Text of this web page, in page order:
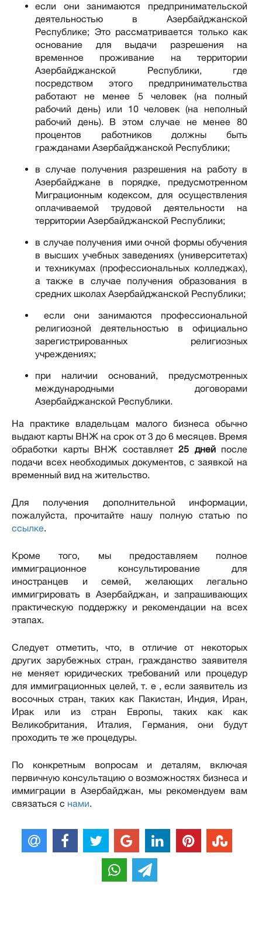
если они занимаются предпринимательской
деятельностью в Азербайджанской
Республике; Это рассматривается только как
основание для выдачи разрешения на
временное проживание на территории
Азербайджанской Республики, где
посредством этого предпринимательства
работают не менее 5 человек (на полный
рабочий день) или 10 человек (на неполный
рабочий день). В этом случае не менее 80
процентов работников должны быть
гражданами Азербайджанской Республики;
в случае получения разрешения на работу в
Азербайджане в порядке, предусмотренном
Миграционным кодексом, для осуществления
оплачиваемой трудовой деятельности на
территории Азербайджанской Республики;
в случае получения ими очной формы обучения
в высших учебных заведениях (университетах)
и техникумах (профессиональных колледжах),
а также в случае получения образования в
средних школах Азербайджанской Республики;
если они занимаются профессиональной
религиозной деятельностью в официально
зарегистрированных религиозных
учреждениях;
при наличии оснований, предусмотренных
международными договорами
Азербайджанской Республики.
На практике владельцам малого бизнеса обычно
выдают карты ВНЖ на срок от 3 до 6 месяцев. Время
обработки карты ВНЖ составляет 25 дней после
подачи всех необходимых документов, с заявкой на
временный вид на жительство.
Для получения дополнительной информации,
пожалуйста, прочитайте нашу полную статью по
ссылке.
Кроме того, мы предоставляем полное
иммиграционное консультирование для
иностранцев и семей, желающих легально
иммигрировать в Азербайджан, и запрашивающих
практическую поддержку и рекомендации на всех
этапах.
Следует отметить, что, в отличие от некоторых
других зарубежных стран, гражданство заявителя
не меняет юридических требований или процедур
для иммиграционных целей, т. е , если заявитель из
восочных стран, таких как Пакистан, Индия, Иран,
Ирак или из стран Европы, таких как как
Великобритания, Италия, Германия, они будут
проходить те же процедуры.
По конкретным вопросам и деталям, включая
первичную консультацию о возможностях бизнеса и
иммиграции в Азербайджан, мы рекомендуем вам
связаться с нами.